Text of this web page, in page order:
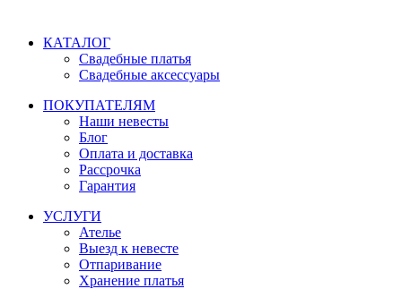
КАТАЛОГ
Свадебные платья
Свадебные аксессуары
ПОКУПАТЕЛЯМ
Наши невесты
Блог
Оплата и доставка
Рассрочка
Гарантия
УСЛУГИ
Ателье
Выезд к невесте
Отпаривание
Хранение платья